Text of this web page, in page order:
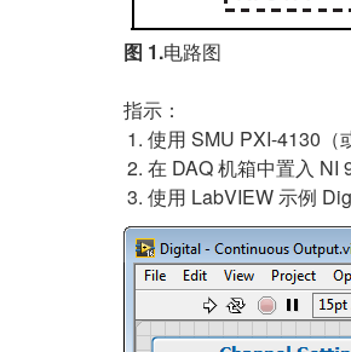
图 1.电路图
指示：
使用 SMU PXI-4130（
在 DAQ 机箱中置入 NI
使用 LabVIEW 示例